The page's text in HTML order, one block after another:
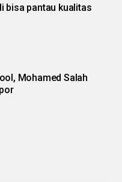
bisa pantau kualitas
Mohamed Salah